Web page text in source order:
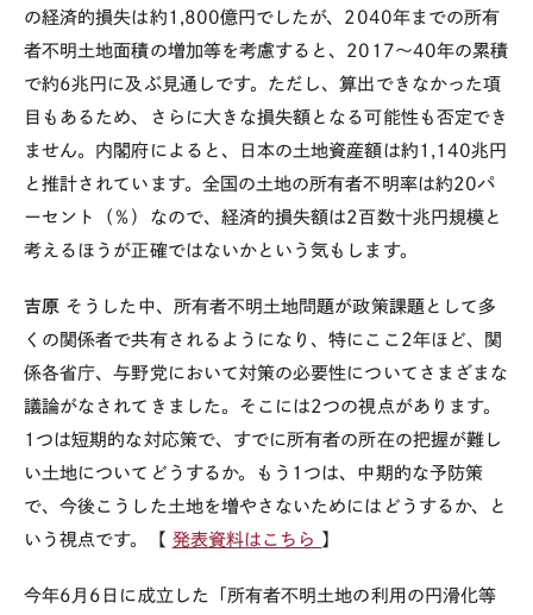
の経済的損失は約1,800億円でしたが、2040年までの所有
者不明土地面積の増加等を考慮すると、2017～40年の累積
で約6兆円に及ぶ見通しです。ただし、算出できなかった項
目もあるため、さらに大きな損失額となる可能性も否定でき
ません。内閣府によると、日本の土地資産額は約1,140兆円
と推計されています。全国の土地の所有者不明率は約20パ
ーセント（％）なので、経済的損失額は2百数十兆円規模と
考えるほうが正確ではないかという気もします。
吉原 そうした中、所有者不明土地問題が政策課題として多
くの関係者で共有されるようになり、特にここ2年ほど、関
係各省庁、与野党において対策の必要性についてさまざまな
議論がなされてきました。そこには2つの視点があります。
1つは短期的な対応策で、すでに所有者の所在の把握が難し
い土地についてどうするか。もう1つは、中期的な予防策
で、今後こうした土地を増やさないためにはどうするか、と
いう視点です。【 発表資料はこちら 】
今年6月6日に成立した「所有者不明土地の利用の円滑化等